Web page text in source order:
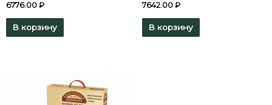
6776.00 ₽
В корзину
7642.00 ₽
В корзину